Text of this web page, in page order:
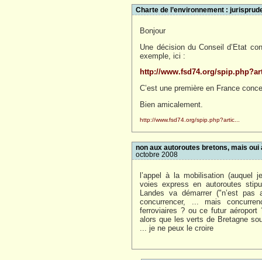
Charte de l’environnement :
Bonjour
Une décision du Conseil d’Etat
exemple, ici :
http://www.fsd74.org/
C’est une première en France
Bien amicalement.
http://www.fsd74.org/spip.php?artic...
non aux autoroutes bretons, mais oui
octobre 2008
l’appel à la mobilisation (auquel
voies express en autoroutes
Landes va démarrer ("n’est pas
concurrencer, ... mais
ferroviaires ? ou ce futur
alors que les verts de Bretagne
... je ne peux le croire